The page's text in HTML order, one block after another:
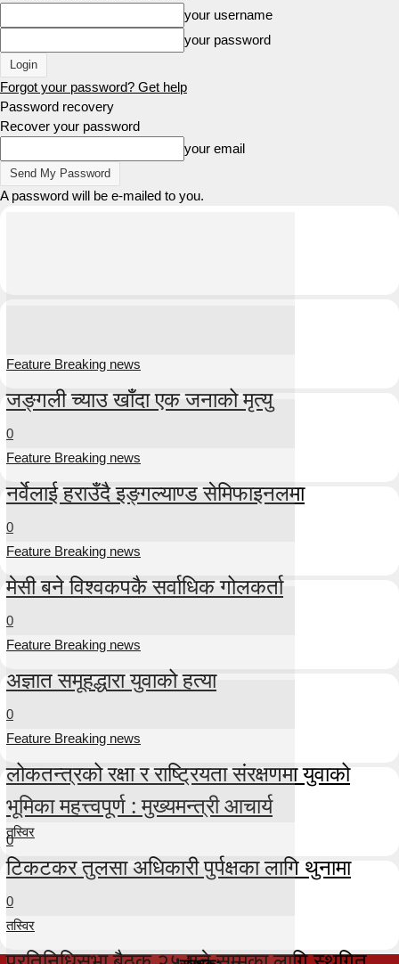
your username
your password
Forgot your password? Get help
Password recovery
Recover your password
your email
A password will be e-mailed to you.
Feature Breaking news
जङ्गली च्याउ खाँदा एक जनाको मृत्यु
0
Feature Breaking news
नर्वेलाई हराउँदै इङ्गल्याण्ड सेमिफाइनलमा
0
Feature Breaking news
मेसी बने विश्वकपकै सर्वाधिक गोलकर्ता
0
Feature Breaking news
अज्ञात समूहद्धारा युवाको हत्या
0
Feature Breaking news
लोकतन्त्रको रक्षा र राष्ट्रियता संरक्षणमा युवाको
भूमिका महत्त्वपूर्ण : मुख्यमन्त्री आचार्य
0
तस्विर
टिकटकर तुलसा अधिकारी पुर्पक्षका लागि थुनामा
0
तस्विर